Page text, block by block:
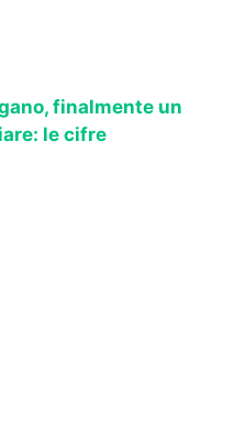
finalmente un
le cifre